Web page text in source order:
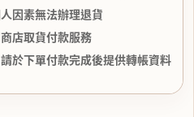
因素無法辦理退貨
店取貨付款服務
於下單付款完成後提供轉帳資料